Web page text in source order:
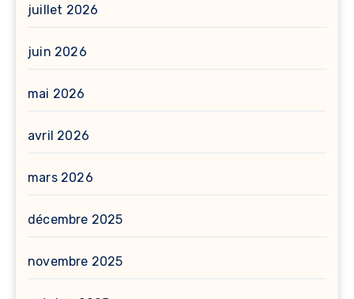
juillet 2026
juin 2026
mai 2026
avril 2026
mars 2026
décembre 2025
novembre 2025